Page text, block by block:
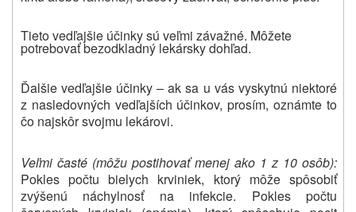
Tieto vedľajšie účinky sú veľmi závažné. Môžete
potrebovať bezodkladný lekársky dohľad.
Ďalšie vedľajšie účinky – ak sa u vás vyskytnú niektoré
z nasledovných vedľajších účinkov, prosím, oznámte to
čo najskôr svojmu lekárovi.
Veľmi časté (môžu postihovať menej ako 1 z 10 osôb):
Pokles počtu bielych krviniek, ktorý môže spôsobiť
zvýšenú náchylnosť na infekcie. Pokles počtu